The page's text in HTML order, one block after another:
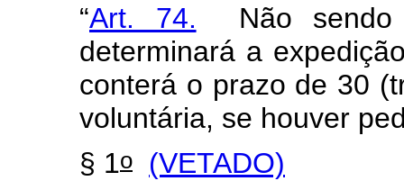
“Art. 74. Não sendo
determinará a
conterá o prazo de 30
voluntária, se houver
§ 1o
(VETADO)